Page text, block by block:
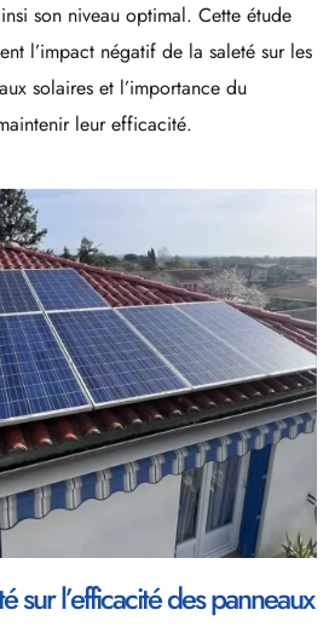
son niveau optimal. Cette étude
l’impact négatif de la saleté sur les
solaires et l’importance du
leur efficacité.
sur l’efficacité des panneaux